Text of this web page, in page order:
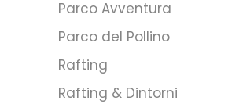
Parco Avventura
Parco del Pollino
Rafting
Rafting & Dintorni